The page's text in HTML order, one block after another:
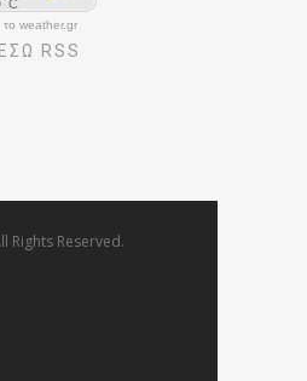
weather.gr
RSS
Rights Reserved.